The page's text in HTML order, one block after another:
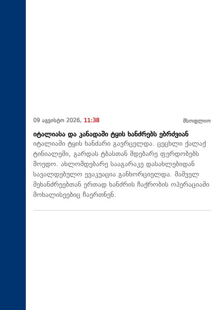
09 აგვისტო 2026, 11:38 მსოფლიო
იტალიასა და კანადაში ტყის ხანძრებს ებრძვიან
იტალიაში ტყის ხანძარი გავრცელდა. ცეცხლი ქალაქ
ტინიალეში, გარდას ტბასთან მდებარე ფერდობებს
მოედო. ახლომდებარე სააგარაკე დასახლებიდან
სავალდებულო ევაკუაცია განხორციელდა. მაშველ
მეხანძრეებთან ერთად ხანძრის ჩაქრობის ოპერაციაში
მოხალისეებიც ჩაერთნენ.